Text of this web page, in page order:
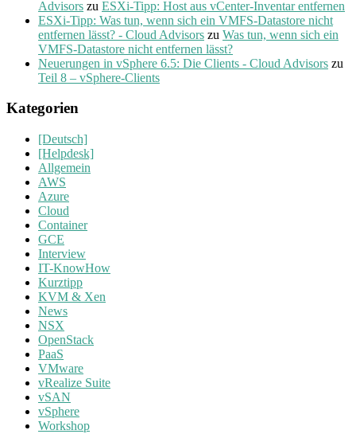
Advisors zu ESXi-Tipp: Host aus vCenter-Inventar entfernen
ESXi-Tipp: Was tun, wenn sich ein VMFS-Datastore nicht
entfernen lässt? - Cloud Advisors zu Was tun, wenn sich ein
VMFS-Datastore nicht entfernen lässt?
Neuerungen in vSphere 6.5: Die Clients - Cloud Advisors zu
Teil 8 – vSphere-Clients
Kategorien
[Deutsch]
[Helpdesk]
Allgemein
AWS
Azure
Cloud
Container
GCE
Interview
IT-KnowHow
Kurztipp
KVM & Xen
News
NSX
OpenStack
PaaS
VMware
vRealize Suite
vSAN
vSphere
Workshop